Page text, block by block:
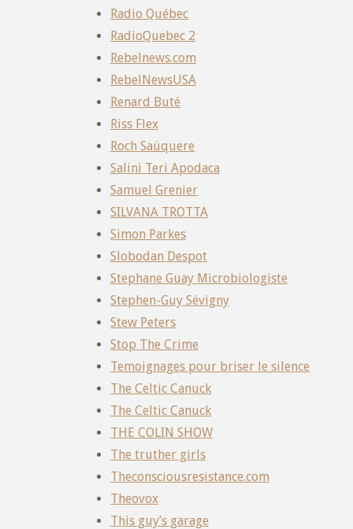
Radio Québec
RadioQuebec 2
Rebelnews.com
RebelNewsUSA
Renard Buté
Riss Flex
Roch Saüquere
Salini Teri Apodaca
Samuel Grenier
SILVANA TROTTA
Simon Parkes
Slobodan Despot
Stephane Guay Microbiologiste
Stephen-Guy Sévigny
Stew Peters
Stop The Crime
Temoignages pour briser le silence
The Celtic Canuck
The Celtic Canuck
THE COLIN SHOW
The truther girls
Theconsciousresistance.com
Theovox
This guy’s garage